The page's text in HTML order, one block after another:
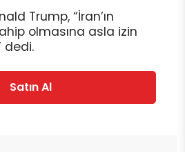
Trump, “İran’ın
olmasına asla izin
dedi.
Satın Al